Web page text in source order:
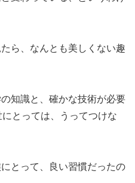
ら、なんとも美しくない趣
知識と、確かな技術が必要
とっては、うってつけな
とって、良い習慣だったの